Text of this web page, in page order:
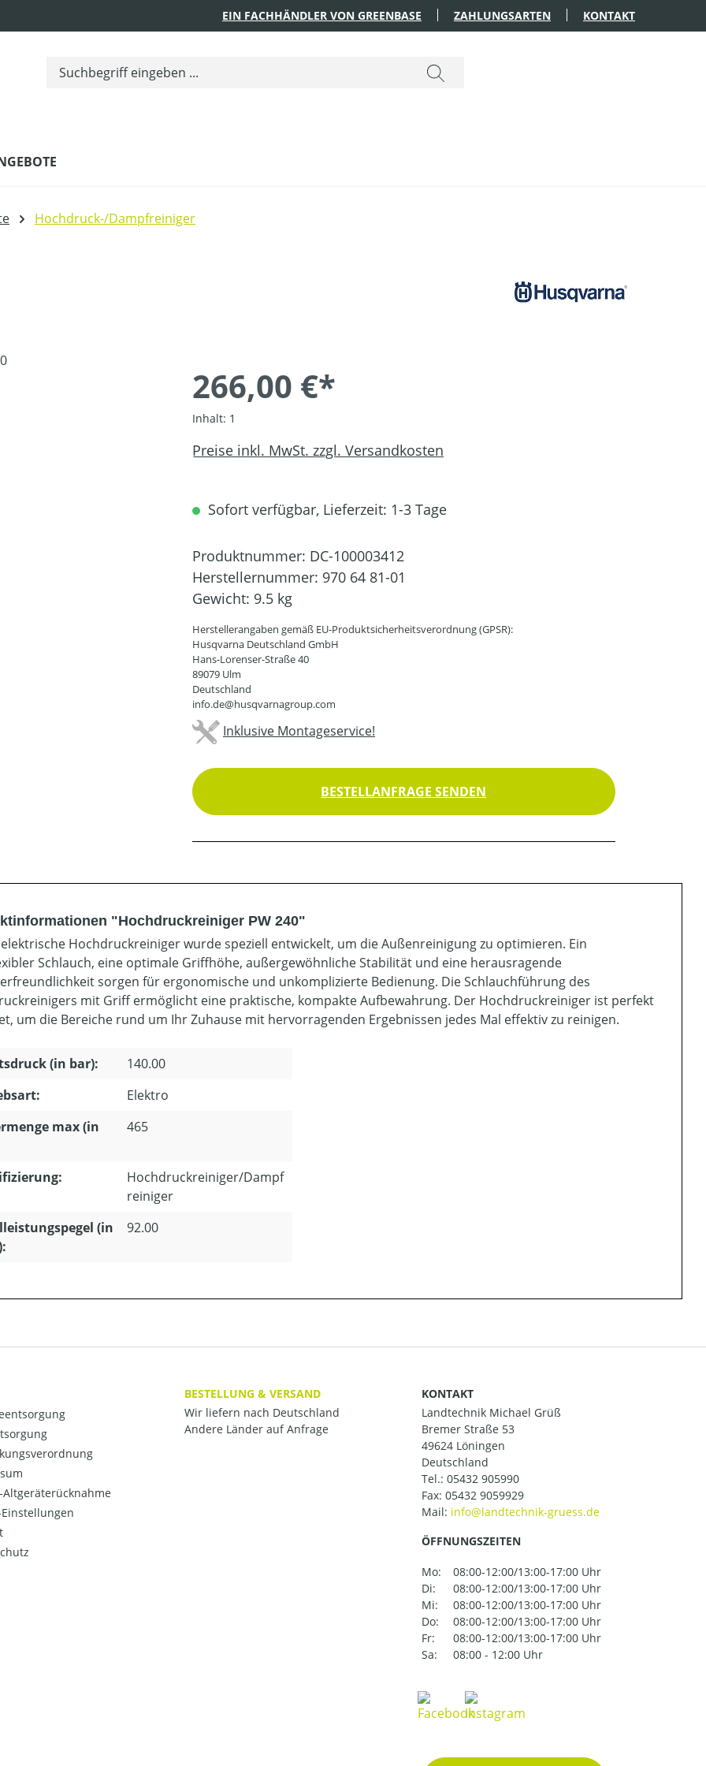
EIN FACHHÄNDLER VON GREENBASE ZAHLUNGSARTEN KONTAKT
Hochdruck-/Dampfreiniger
266,00 €*
Inhalt: 1
Preise inkl. MwSt. zzgl. Versandkosten
Sofort verfügbar, Lieferzeit: 1-3 Tage
Produktnummer: DC-100003412
Herstellernummer: 970 64 81-01
Gewicht: 9.5 kg
Herstellerangaben gemäß EU-Produktsicherheitsverordnung (GPSR):
Husqvarna Deutschland GmbH
Hans-Lorenser-Straße 40
89079 Ulm
Deutschland
info.de@husqvarnagroup.com
Inklusive Montageservice!
BESTELLANFRAGE SENDEN
"Hochdruckreiniger PW 240"
Hochdruckreiniger wurde speziell entwickelt, um die Außenreinigung zu optimieren. Ein
Schlauch, eine optimale Griffhöhe, außergewöhnliche Stabilität und eine herausragende
sorgen für ergonomische und unkomplizierte Bedienung. Die Schlauchführung des
mit Griff ermöglicht eine praktische, kompakte Aufbewahrung. Der Hochdruckreiniger ist perfekt
um die Bereiche rund um Ihr Zuhause mit hervorragenden Ergebnissen jedes Mal effektiv zu reinigen.
(in bar):
140.00
Elektro
max (in
465
Hochdruckreiniger/Dampf
reiniger
(in
92.00
Altgeräterücknahme
Einstellungen
BESTELLUNG & VERSAND
Wir liefern nach Deutschland
Andere Länder auf Anfrage
KONTAKT
Landtechnik Michael Grüß
Bremer Straße 53
49624 Löningen
Deutschland
Tel.: 05432 905990
Fax: 05432 9059929
Mail:
ÖFFNUNGSZEITEN
Mo:
08:00-12:00/13:00-17:00 Uhr
Di:
08:00-12:00/13:00-17:00 Uhr
Mi:
08:00-12:00/13:00-17:00 Uhr
Do:
08:00-12:00/13:00-17:00 Uhr
Fr:
08:00-12:00/13:00-17:00 Uhr
Sa:
08:00 - 12:00 Uhr